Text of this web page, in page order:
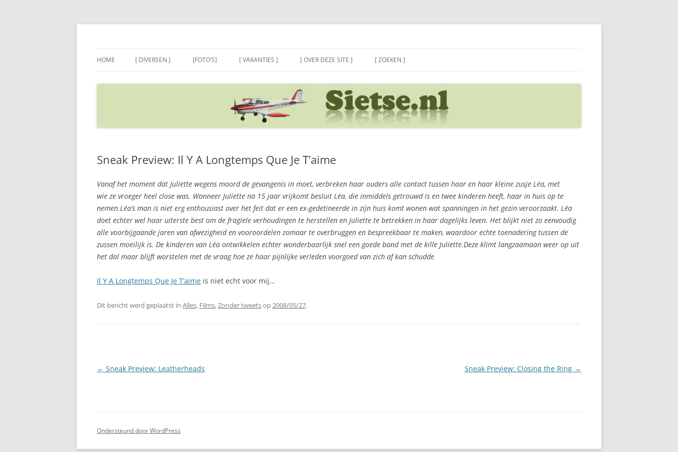
Ga
HOME [ DIVERSEN ] [FOTO’S] [ VAKANTIES ] [ OVER DEZE SITE ] [ ZOEKEN ]
Sneak Preview: Il Y A Longtemps Que Je T’aime
Vanaf het moment dat Juliette wegens moord de gevangenis in moet, verbreken haar ouders alle contact tussen haar en haar kleine zusje Léa, met
wie ze vroeger heel close was. Wanneer Juliette na 15 jaar vrijkomt besluit Léa, die inmiddels getrouwd is en twee kinderen heeft, haar in huis op te
nemen.Léa’s man is niet erg enthousiast over het feit dat er een ex-gedetineerde in zijn huis komt wonen wat spanningen in het gezin veroorzaakt. Léa
doet echter wel haar uiterste best om de fragiele verhoudingen te herstellen en Juliette te betrekken in haar dagelijks leven. Het blijkt niet zo eenvoudig
alle voorbijgaande jaren van afwezigheid en vooroordelen zomaar te overbruggen en bespreekbaar te maken, waardoor echte toenadering tussen de
zussen moeilijk is. De kinderen van Léa ontwikkelen echter wonderbaarlijk snel een goede band met de kille Juliette.Deze klimt langzaamaan weer op uit
het dal maar blijft worstelen met de vraag hoe ze haar pijnlijke verleden voorgoed van zich af kan schudde
Il Y A Longtemps Que Je T’aime is niet echt voor mij…
Dit bericht werd geplaatst in Alles, Films,Zonder tweetsop2008/05/27.
Berichtnavigatie
← Sneak Preview: Leatherheads Sneak Preview: Closing the Ring →
Ondersteund door WordPress